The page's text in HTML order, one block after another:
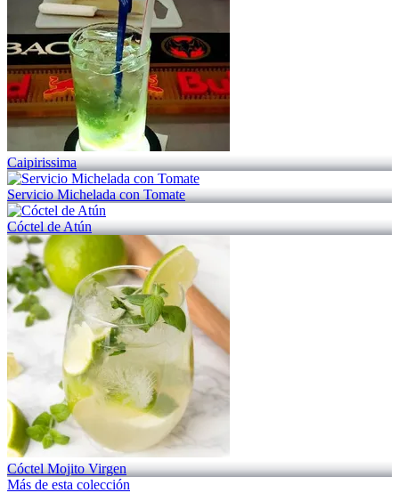
Caipirissima
Servicio Michelada con Tomate
Cóctel de Atún
Cóctel Mojito Virgen
Más de esta colección